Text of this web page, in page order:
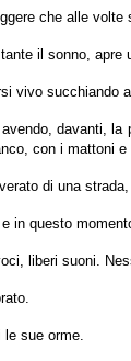
che alle
il sonno,
vivo succhiando
avendo, davanti,
con i mattoni e
di una
in questo
liberi suoni.
sue orme.